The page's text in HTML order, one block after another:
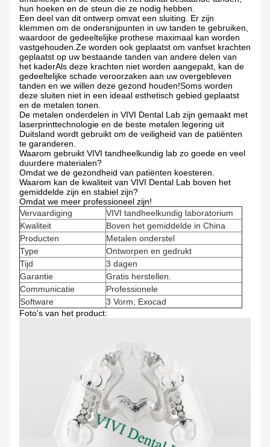
hun hoeken en de steun die ze nodig hebben.
Een deel van dit ontwerp omvat een sluiting. Er zijn
klemmen om de ondersnijpunten in uw tanden te gebruiken,
waardoor de gedeeltelijke prothese maximaal kan worden
vastgehouden.Ze worden ook geplaatst om vanfset krachten
geplaatst op uw bestaande tanden van andere delen van
het kaderAls deze krachten niet worden aangepakt, kan de
gedeeltelijke schade veroorzaken aan uw overgebleven
tanden en we willen deze gezond houden!Soms worden
deze sluiten niet in een ideaal esthetisch gebied geplaatst
en de metalen tonen.
De metalen onderdelen in VIVI Dental Lab zijn gemaakt met
laserprinttechnologie en de beste metalen legering uit
Duitsland wordt gebruikt om de veiligheid van de patiënten
te garanderen.
Waarom gebruikt VIVI tandheelkundig lab zo goede en veel
duurdere materialen?
Omdat we de gezondheid van patiënten koesteren.
Waarom kan de kwaliteit van VIVI Dental Lab boven het
gemiddelde zijn en stabiel zijn?
Omdat we meer professioneel zijn!
Vervaardiging
VIVI tandheelkundig laboratorium
Kwaliteit
Boven het gemiddelde in China
Producten
Metalen onderstel
Type
Ontworpen en gedrukt
Tijd
3 dagen
Garantie
Gratis herstellen.
Communicatie
Professionele
Software
3 Vorm, Exocad
Foto's van het product: